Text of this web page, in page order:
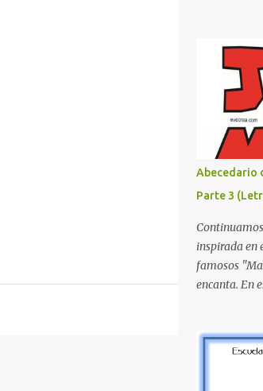
quienes
vez,
aula
de los
diseñado
mensaje en
tipografía
reconocido
sección, el
Identidad
bordes
cualquier
secuencia
de Mario, el
amarillo
Contenido
divertido
Primera
Abecedario
Parte 3
inspirada en
famosos
encanta. En
que hemos
todos